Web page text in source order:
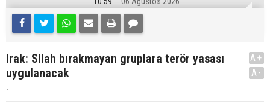
Irak: Silah bırakmayan gruplara terör yasası
uygulanacak
.
A+
A-